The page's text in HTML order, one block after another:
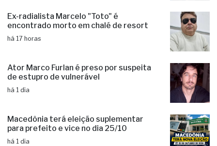
Ex-radialista Marcelo "Toto" é
encontrado morto em chalé de resort
há 17 horas
Ator Marco Furlan é preso por suspeita
de estupro de vulnerável
há 1 dia
Macedônia terá eleição suplementar
para prefeito e vice no dia 25/10
há 1 dia